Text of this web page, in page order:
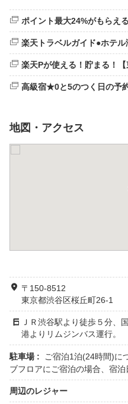
ポイント最大24%がもらえ
楽天トラベルガイド●ホテル
楽天Pが使える！貯まる！【
高級宿★0と5のつく日の予
地図・アクセス
〒150-8512
東京都渋谷区桜丘町26-1
ＪＲ渋谷駅より徒歩５分、
港よりリムジンバス運行。
駐車場 :
ご宿泊1泊(24時間)
ブフロアにご宿泊の場合、宿
周辺のレジャー